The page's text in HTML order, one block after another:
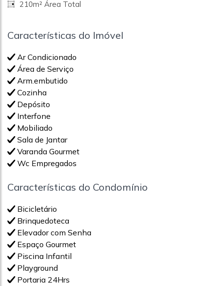
210m² Área Total
Características do Imóvel
Ar Condicionado
Área de Serviço
Arm.embutido
Cozinha
Depósito
Interfone
Mobiliado
Sala de Jantar
Varanda Gourmet
Wc Empregados
Características do Condomínio
Bicicletário
Brinquedoteca
Elevador com Senha
Espaço Gourmet
Piscina Infantil
Playground
Portaria 24Hrs